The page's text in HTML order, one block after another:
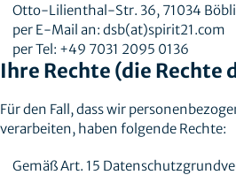
Otto-Lilienthal-Str. 36, 71034
per E-Mail an: dsb(at)spirit21.com
per Tel: +49 7031 2095 0136
Ihre Rechte (die
Für den Fall, dass wir
verarbeiten, haben folgende Rechte:
Gemäß Art. 15